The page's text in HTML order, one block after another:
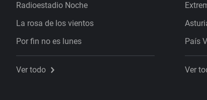
Radioestadio Noche
La rosa de los vientos
Por fin no es lunes
Ver todo
País
Ver